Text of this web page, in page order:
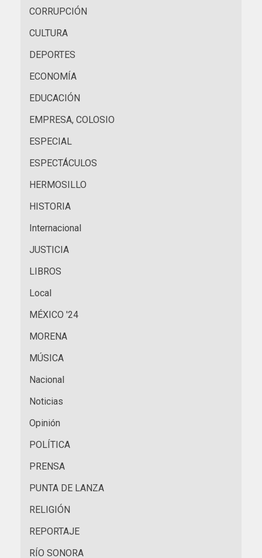
CORRUPCIÓN
CULTURA
DEPORTES
ECONOMÍA
EDUCACIÓN
EMPRESA, COLOSIO
ESPECIAL
ESPECTÁCULOS
HERMOSILLO
HISTORIA
Internacional
JUSTICIA
LIBROS
Local
MÉXICO '24
MORENA
MÚSICA
Nacional
Noticias
Opinión
POLÍTICA
PRENSA
PUNTA DE LANZA
RELIGIÓN
REPORTAJE
RÍO SONORA